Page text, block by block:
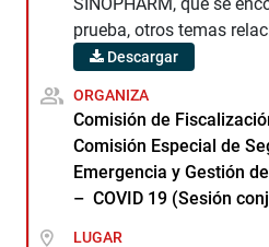
prueba, otros temas
Descargar
ORGANIZA
Comisión de
Comisión Especial de
Emergencia y Gestión
– COVID 19 (Sesión
LUGAR